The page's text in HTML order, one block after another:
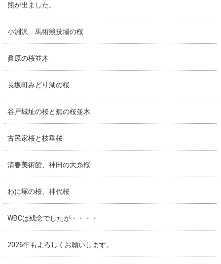
熊が出ました。
小淵沢 馬術競技場の桜
眞原の桜並木
長坂町みどり湖の桜
谷戸城址の桜と蕪の桜並木
古民家桜と枝垂桜
清春美術館、神田の大糸桜
わに塚の桜、神代桜
WBCは残念でしたが・・・・
2026年もよろしくお願いします。